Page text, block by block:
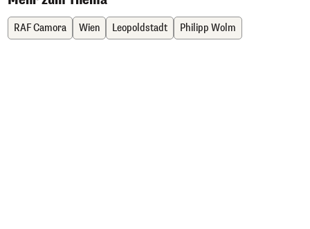
RAF Camora Wien Leopoldstadt Philipp Wolm